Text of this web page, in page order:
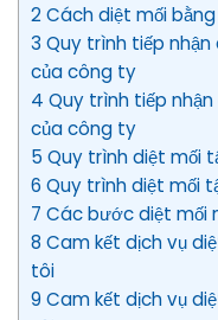
2 Cách diệt mối
3 Quy trình tiếp nhận
của công ty
4 Quy trình tiếp
của công ty
5 Quy trình diệt mối
6 Quy trình diệt mối
7 Các bước diệt mối
8 Cam kết dịch vụ
tôi
9 Cam kết dịch vụ